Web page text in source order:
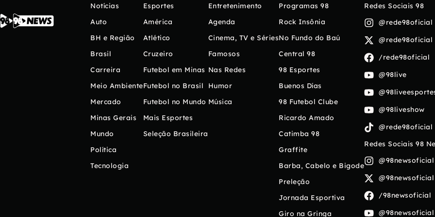
Notícias
Auto
BH e Região
Brasil
Carreira
Meio Ambiente
Mercado
Minas Gerais
Mundo
Política
Tecnologia
Esportes
América
Atlético
Cruzeiro
Futebol em Minas
Futebol no Brasil
Futebol no Mundo
Mais Esportes
Seleção Brasileira
Entretenimento
Agenda
Cinema, TV e Séries
Famosos
Nas Redes
Humor
Música
Programas 98
Rock Insônia
No Fundo do Baú
Central 98
98 Esportes
Buenos Días
98 Futebol Clube
Ricardo Amado
Catimba 98
Graffite
Barba, Cabelo e Bigode
Preleção
Jornada Esportiva
Giro na Gringa
Redes Sociais 98
@rede98oficial
@rede98oficial
/rede98oficial
@98live
@98liveshow
@rede98oficial
Redes Sociais 98
@98newsoficial
@98newsoficial
/98newsoficial
@98newsoficial